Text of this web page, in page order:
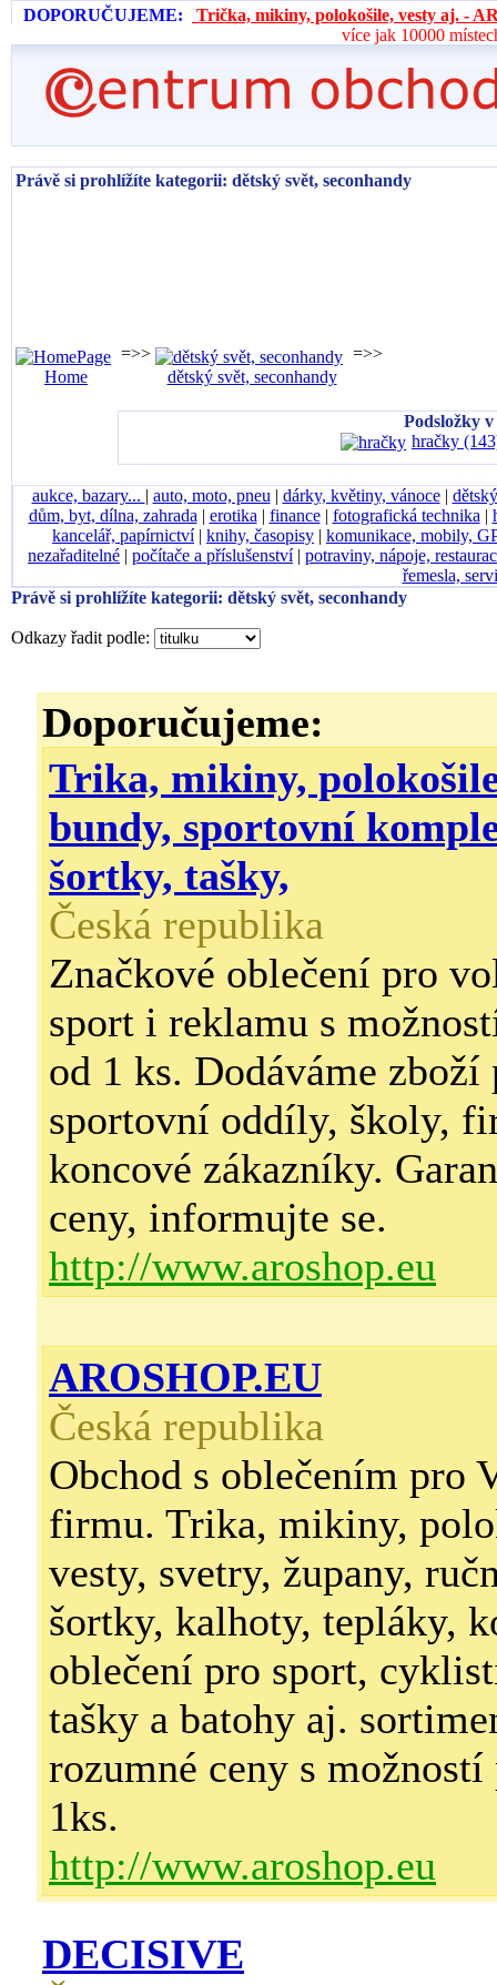
DOPORUČUJEME:
Trička, mikiny, polokošile, vesty aj. -
více jak 10000
Právě si prohlížíte kategorii: dětský svět, seconhandy
Home
=>>
dětský svět, seconhandy
=>>
Podsložky
hračky
aukce, bazary... | auto, moto, pneu | dárky, květiny, vánoce|
dům, byt, dílna, zahrada | erotika | finance| fotografická technika |
kancelář, papírnictví| knihy, časopisy | komunikace, mobily,
nezařaditelné | počítače a příslušenství| potraviny, nápoje,
řemesla,
Právě si prohlížíte kategorii: dětský svět, seconhandy
Odkazy řadit podle:
Doporučujeme:
Trika, mikiny,
bundy, sportovní
šortky, tašky,
Česká republika
Značkové oblečení pro
sport i reklamu s
od 1 ks. Dodáváme
sportovní oddíly, školy,
koncové zákazníky.
ceny, informujte se.
http://www.aroshop.eu
AROSHOP.EU
Česká republika
Obchod s oblečením pro
firmu. Trika, mikiny,
vesty, svetry, župany,
šortky, kalhoty, tepláky,
oblečení pro sport,
tašky a batohy aj.
rozumné ceny s
1ks.
http://www.aroshop.eu
DECISIVE